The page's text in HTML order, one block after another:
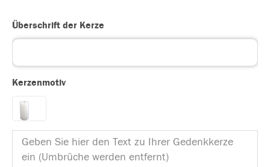
Überschrift der Kerze
Kerzenmotiv